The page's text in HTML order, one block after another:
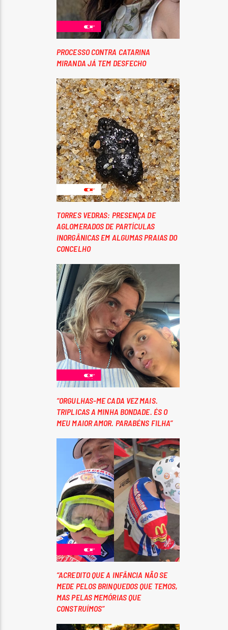
PROCESSO CONTRA CATARINA
MIRANDA JÁ TEM DESFECHO
TORRES VEDRAS: PRESENÇA DE
AGLOMERADOS DE PARTÍCULAS
INORGÂNICAS EM ALGUMAS PRAIAS DO
CONCELHO
“ORGULHAS-ME CADA VEZ MAIS.
TRIPLICAS A MINHA BONDADE. ÉS O
MEU MAIOR AMOR. PARABÉNS FILHA”
“ACREDITO QUE A INFÂNCIA NÃO SE
MEDE PELOS BRINQUEDOS QUE TEMOS,
MAS PELAS MEMÓRIAS QUE
CONSTRUÍMOS”